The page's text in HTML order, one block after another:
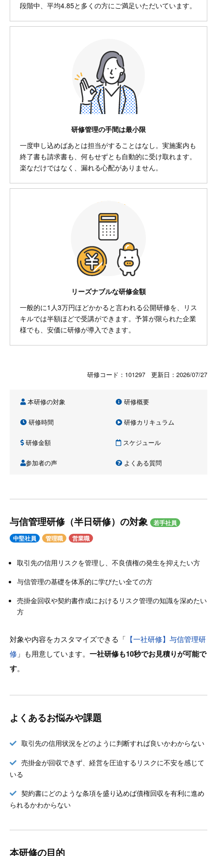
段階中、平均4.85と多くの方にご満足いただいています。
研修管理の手間は最小限
一度申し込めばあとは担当がすることはなし。実施案内も
終了書も請求書も、何もせずとも自動的に受け取れます。
楽なだけではなく、漏れる心配がありません。
リーズナブルな研修金額
一般的に1人3万円ほどかかると言われる公開研修を、リス
キルでは半額ほどで受講ができます。予算が限られた企業
様でも、安価に研修が導入できます。
研修コード：101297 更新日： 2026/07/27
本研修の対象 研修概要
研修時間 研修カリキュラム
研修金額 スケジュール
参加者の声 よくある質問
与信管理研修（半日研修）の対象
若手社員
中堅社員
管理職 営業職
取引先の信用リスクを管理し、不良債権の発生を抑えたい方
与信管理の基礎を体系的に学びたい全ての方
売掛金回収や契約書作成におけるリスク管理の知識を深めたい
方
対象や内容をカスタマイズできる「 【一社研修】与信管理研
修 」も用意しています。 一社研修も10秒でお見積りが可能で
す。
よくあるお悩みや課題
取引先の信用状況をどのように判断すれば良いかわからない
売掛金が回収できず、経営を圧迫するリスクに不安を感じて
いる
契約書にどのような条項を盛り込めば債権回収を有利に進め
られるかわからない
本研修の目的